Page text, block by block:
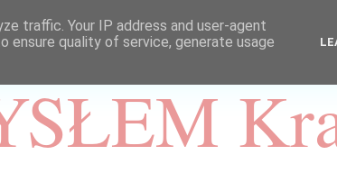
traffic. Your IP address and user-agent
ensure quality of service, generate usage